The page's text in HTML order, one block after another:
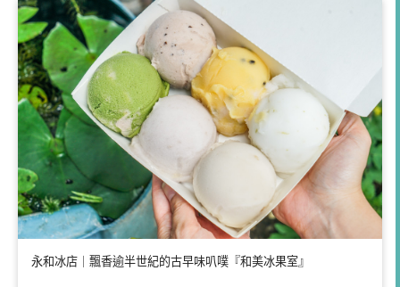
永和冰店｜飄香逾半世紀的古早味叭噗『和美冰果室』